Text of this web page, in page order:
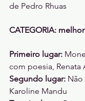
de Pedro Rhuas
CATEGORIA:
Primeiro lugar:
com poesia, Renata
Segundo lugar: Não
Karoline Mandu